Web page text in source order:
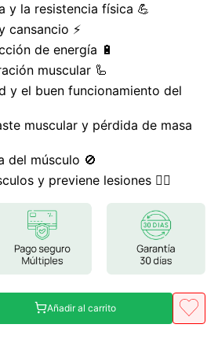
y la resistencia física 💪
cansancio ⚡
de energía 🔋
muscular 🦾
y el buen funcionamiento del
muscular y pérdida de masa
del músculo 🚫
y previene lesiones 🏋️‍♂️
Añadir al carrito